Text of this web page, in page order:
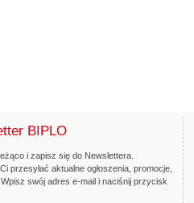
BIPLO
i zapisz się do Newslettera.
przesyłać aktualne ogłoszenia, promocje,
swój adres e-mail i naciśnij przycisk